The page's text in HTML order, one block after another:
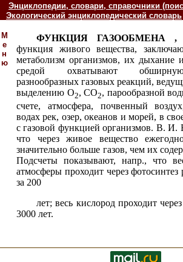
Энциклопедии, словари, справочники
Экологический энциклопедический словарь
М
е
н
ю
ФУНКЦИЯ ГАЗООБМЕНА
функция живого вещества,
метаболизм организмов, их дыхание
средой охватывают
разнообразных газовых реакций,
выделению О2, СО2, парообразной
счете, атмосфера, почвенный
водах рек, озер, океанов и морей, в
с газовой функцией организмов. В. И.
что через живое вещество ежегодно
значительно больше газов, чем их
Подсчеты показывают, напр., что
атмосферы проходит через
за 200
лет; весь кислород проходит
3000 лет.